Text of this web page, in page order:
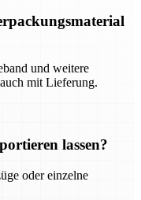
und weitere
mit Lieferung.
lassen?
oder einzelne